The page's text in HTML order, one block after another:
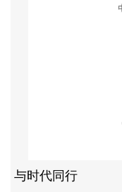
与时代同行